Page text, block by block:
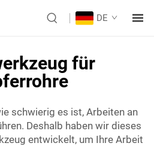
DE
für
schwierig es ist, Arbeiten an
Deshalb haben wir dieses
entwickelt, um Ihre Arbeit